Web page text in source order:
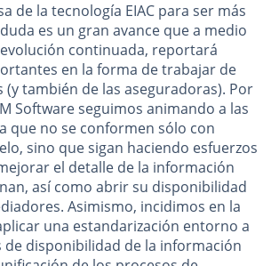
de la tecnología EIAC para ser más
es un gran avance que a medio
continuada, reportará
en la forma de trabajar de
(y también de las aseguradoras). Por
Software seguimos animando a las
que no se conformen sólo con
sino que sigan haciendo esfuerzos
el detalle de la información
así como abrir su disponibilidad
Asimismo, incidimos en la
una estandarización entorno a
de disponibilidad de la información